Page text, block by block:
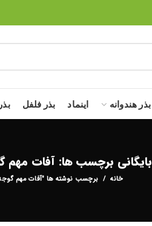
بذر هندوانه اینماد بذر فلفل
بایگانی برچسب ها: آفات مهم
خانه برچسب نوشته ها "آفات مهم